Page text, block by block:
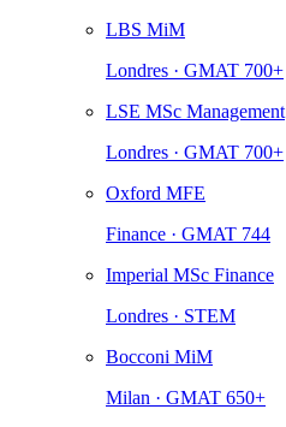
LBS MiM
Londres · GMAT 700+
LSE MSc Management
Londres · GMAT 700+
Oxford MFE
Finance · GMAT 744
Imperial MSc Finance
Londres · STEM
Bocconi MiM
Milan · GMAT 650+